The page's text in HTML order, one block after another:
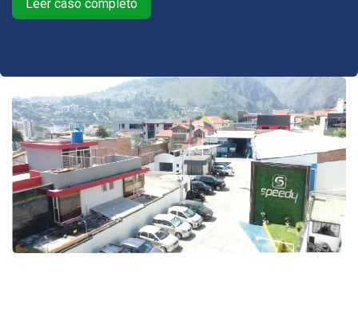
Leer caso completo